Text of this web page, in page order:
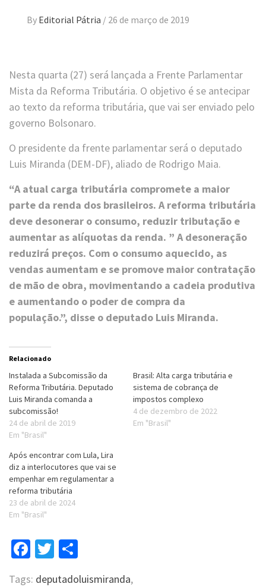
By Editorial Pátria / 26 de março de 2019
Nesta quarta (27) será lançada a Frente Parlamentar
Mista da Reforma Tributária. O objetivo é se antecipar
ao texto da reforma tributária, que vai ser enviado pelo
governo Bolsonaro.
O presidente da frente parlamentar será o deputado
Luis Miranda (DEM-DF), aliado de Rodrigo Maia.
“A atual carga tributária compromete a maior
parte da renda dos brasileiros. A reforma tributária
deve desonerar o consumo, reduzir tributação e
aumentar as alíquotas da renda. ” A desoneração
reduzirá preços. Com o consumo aquecido, as
vendas aumentam e se promove maior contratação
de mão de obra, movimentando a cadeia produtiva
e aumentando o poder de compra da
população.”, disse o deputado Luis Miranda.
Relacionado
Instalada a Subcomissão da
Reforma Tributária. Deputado
Luis Miranda comanda a
subcomissão!
24 de abril de 2019
Em "Brasil"
Brasil: Alta carga tributária e
sistema de cobrança de
impostos complexo
4 de dezembro de 2022
Em "Brasil"
Após encontrar com Lula, Lira
diz a interlocutores que vai se
empenhar em regulamentar a
reforma tributária
23 de abril de 2024
Em "Brasil"
Facebook
Twitter
Tags: deputadoluismiranda,